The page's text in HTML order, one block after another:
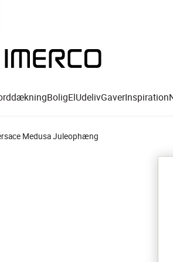
BoligElUdelivGaverInspiration
Medusa Juleophæng